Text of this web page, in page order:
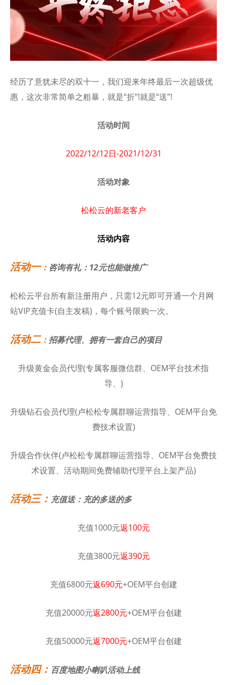
经历了意犹未尽的双十一，我们迎来年终最后一次超级优
惠，这次非常简单之粗暴，就是“折”!就是“送”!
活动时间
2022/12/12日-2021/12/31
活动对象
松松云的新老客户
活动内容
活动一： 咨询有礼：12元也能做推广
松松云平台所有新注册用户，只需12元即可开通一个月网
站VIP充值卡(自主发稿)，每个账号限购一次。
活动二： 招募代理、拥有一套自己的项目
升级黄金会员代理(专属客服微信群、OEM平台技术指
导、)
升级钻石会员代理(卢松松专属群聊运营指导、OEM平台免
费技术设置)
升级合作伙伴(卢松松专属群聊运营指导、OEM平台免费技
术设置、活动期间免费辅助代理平台上架产品)
活动三： 充值送：充的多送的多
充值1000元返100元
充值3800元返390元
充值6800元返690元+OEM平台创建
充值20000元返2800元+OEM平台创建
充值50000元返7000元+OEM平台创建
活动四： 百度地图小喇叭活动上线